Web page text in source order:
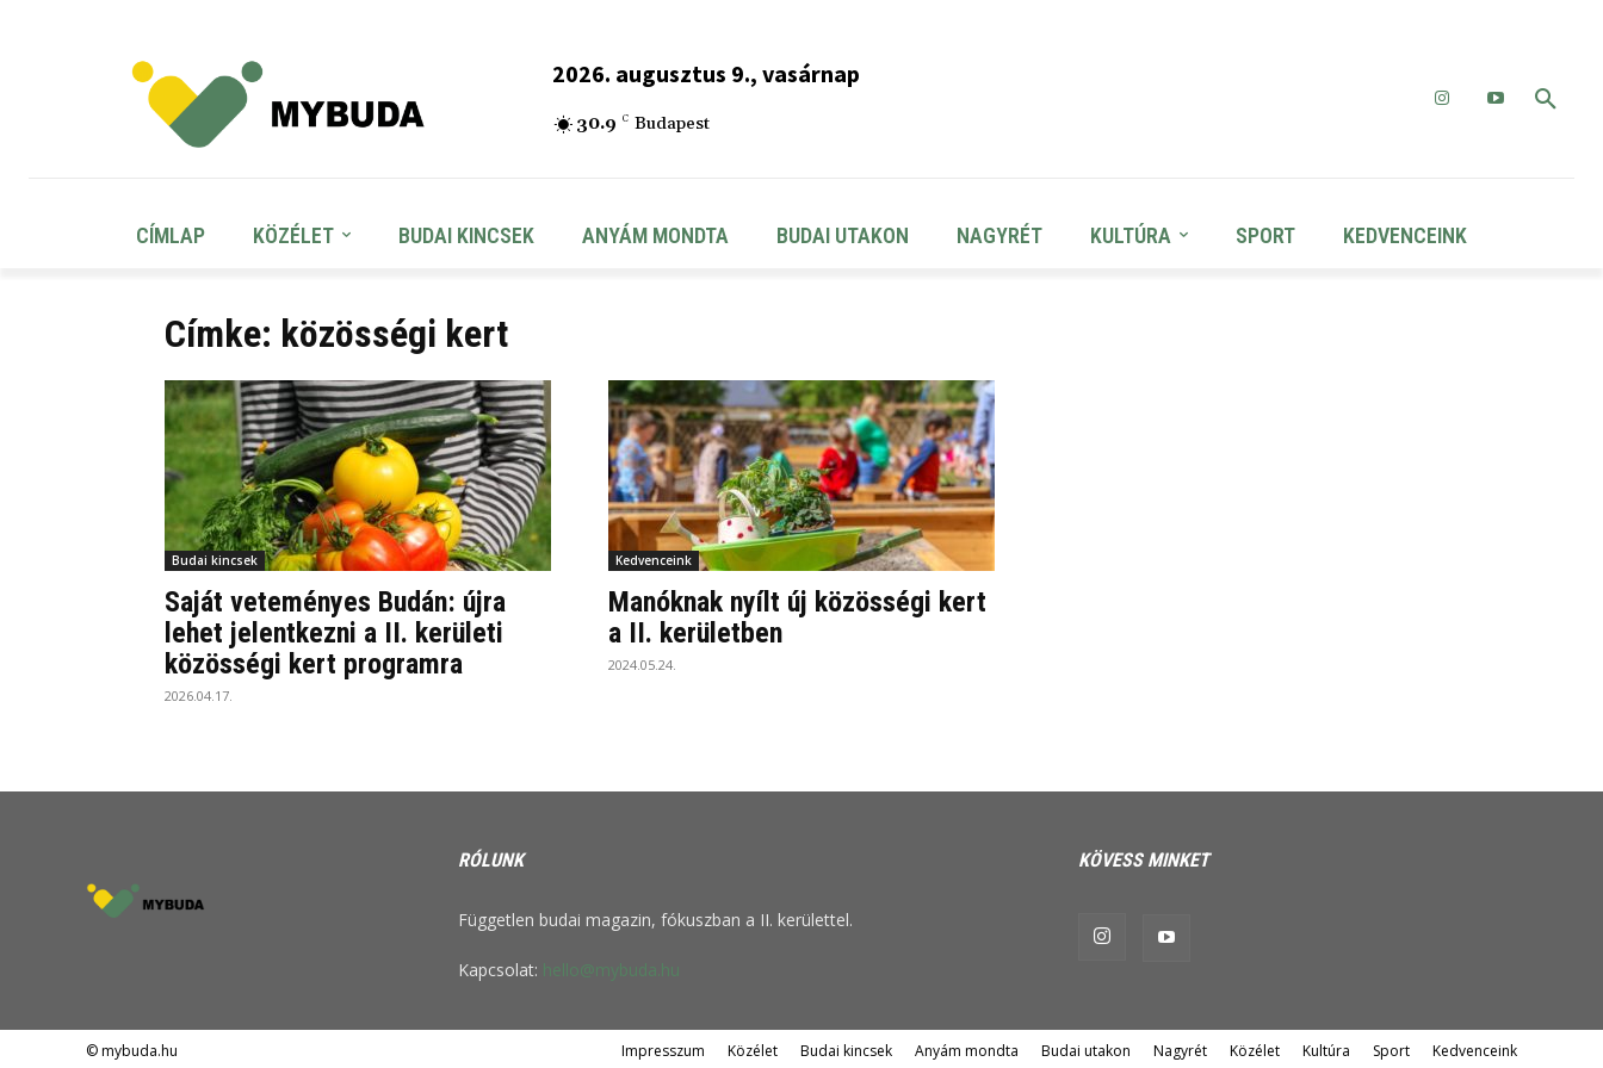
2026. augusztus 9., vasárnap
30.9 C Budapest
CÍMLAP KÖZÉLET BUDAI KINCSEK ANYÁM MONDTA BUDAI UTAKON NAGYRÉT KULTÚRA SPORT KEDVENCEINK
Címke: közösségi kert
Budai kincsek
Saját veteményes Budán: újra
lehet jelentkezni a II. kerületi
közösségi kert programra
2026.04.17.
Kedvenceink
Manóknak nyílt új közösségi kert
a II. kerületben
2024.05.24.
RÓLUNK
Független budai magazin, fókuszban a II. kerülettel.
Kapcsolat: hello@mybuda.hu
KÖVESS MINKET
Impresszum Közélet Budai kincsek Anyám mondta Budai utakon Nagyrét Közélet Kultúra Sport Kedvenceink
© mybuda.hu